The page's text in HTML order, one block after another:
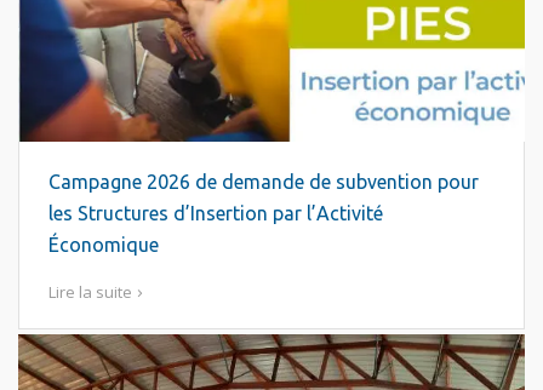
Campagne 2026 de demande de subvention pour
les Structures d’Insertion par l’Activité
Économique
Lire la suite